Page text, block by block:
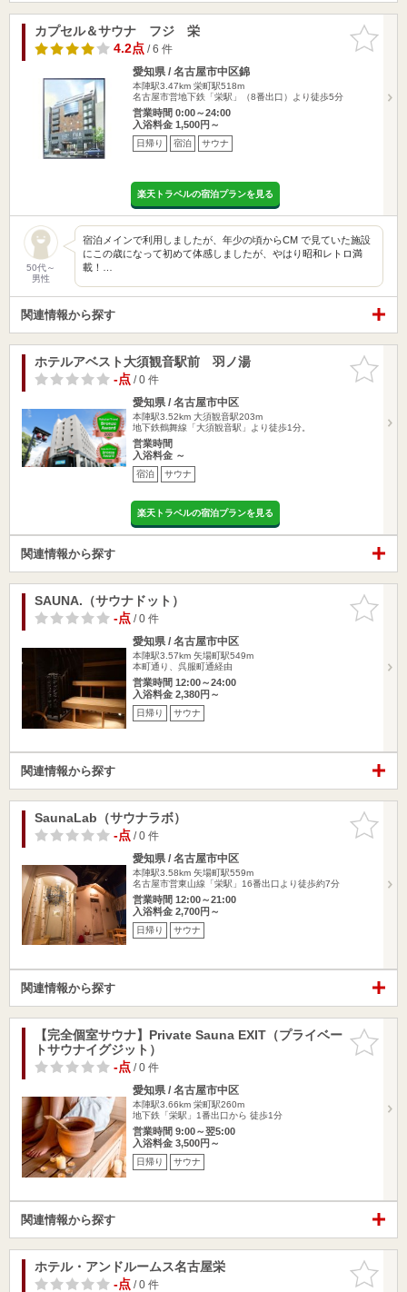
お気に入
りに追加
カプセル＆サウナ フジ 栄
4.2点/ 6 件
愛知県 / 名古屋市中区錦
本陣駅3.47km 栄町駅518m
名古屋市営地下鉄「栄駅」（8番出口）より徒歩5分
営業時間 0:00～24:00
入浴料金 1,500円～
日帰り 宿泊 サウナ
楽天トラベルの宿泊プランを見る
50代～
男性
宿泊メインで利用しましたが、年少の頃からCM で見ていた施設
にこの歳になって初めて体感しましたが、やはり昭和レトロ満
載！…
関連情報から探す
お気に入
りに追加
ホテルアベスト大須観音駅前 羽ノ湯
-点/ 0 件
愛知県 / 名古屋市中区
本陣駅3.52km 大須観音駅203m
地下鉄鶴舞線「大須観音駅」より徒歩1分。
営業時間
入浴料金 ～
宿泊 サウナ
楽天トラベルの宿泊プランを見る
関連情報から探す
お気に入
りに追加
SAUNA.（サウナドット）
-点/ 0 件
愛知県 / 名古屋市中区
本陣駅3.57km 矢場町駅549m
本町通り、呉服町通経由
営業時間 12:00～24:00
入浴料金 2,380円～
日帰り サウナ
関連情報から探す
お気に入
りに追加
SaunaLab（サウナラボ）
-点/ 0 件
愛知県 / 名古屋市中区
本陣駅3.58km 矢場町駅559m
名古屋市営東山線「栄駅」16番出口より徒歩約7分
営業時間 12:00～21:00
入浴料金 2,700円～
日帰り サウナ
関連情報から探す
お気に入
りに追加
【完全個室サウナ】Private Sauna EXIT（プライベー
トサウナイグジット）
-点/ 0 件
愛知県 / 名古屋市中区
本陣駅3.66km 栄町駅260m
地下鉄「栄駅」1番出口から 徒歩1分
営業時間 9:00～翌5:00
入浴料金 3,500円～
日帰り サウナ
関連情報から探す
お気に入
りに追加
ホテル・アンドルームス名古屋栄
-点/ 0 件